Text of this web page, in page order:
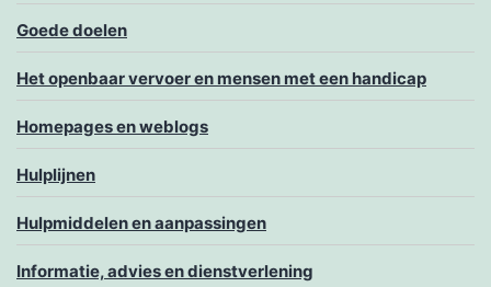
Goede doelen
Het openbaar vervoer en mensen met een handicap
Homepages en weblogs
Hulplijnen
Hulpmiddelen en aanpassingen
Informatie, advies en dienstverlening